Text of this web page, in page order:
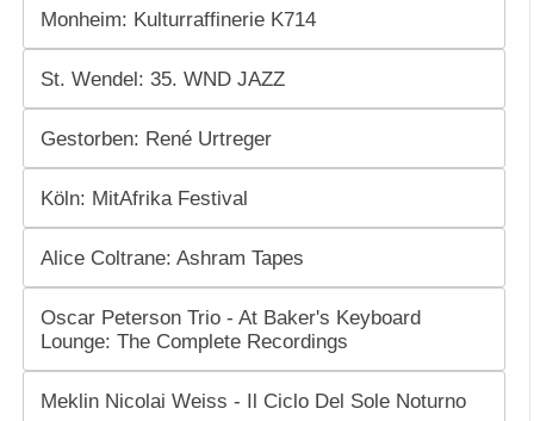
Monheim: Kulturraffinerie K714
St. Wendel: 35. WND JAZZ
Gestorben: René Urtreger
Köln: MitAfrika Festival
Alice Coltrane: Ashram Tapes
Oscar Peterson Trio - At Baker's Keyboard
Lounge: The Complete Recordings
Meklin Nicolai Weiss - Il Ciclo Del Sole Noturno